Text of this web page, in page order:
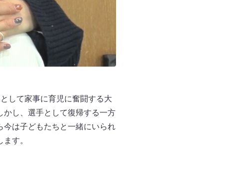
して家事に育児に奮闘する大
し、選手として復帰する一方
は子どもたちと一緒にいられ
す。